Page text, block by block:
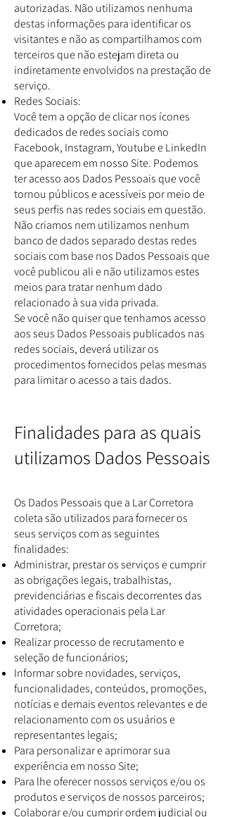
autorizadas. Não utilizamos nenhuma
destas informações para identificar os
visitantes e não as compartilhamos com
terceiros que não estejam direta ou
indiretamente envolvidos na prestação de
serviço.
Redes Sociais:
Você tem a opção de clicar nos ícones
dedicados de redes sociais como
Facebook, Instagram, Youtube e LinkedIn
que aparecem em nosso Site. Podemos
ter acesso aos Dados Pessoais que você
tornou públicos e acessíveis por meio de
seus perfis nas redes sociais em questão.
Não criamos nem utilizamos nenhum
banco de dados separado destas redes
sociais com base nos Dados Pessoais que
você publicou ali e não utilizamos estes
meios para tratar nenhum dado
relacionado à sua vida privada.
Se você não quiser que tenhamos acesso
aos seus Dados Pessoais publicados nas
redes sociais, deverá utilizar os
procedimentos fornecidos pelas mesmas
para limitar o acesso a tais dados.
Finalidades para as quais
utilizamos Dados Pessoais
Os Dados Pessoais que a Lar Corretora
coleta são utilizados para fornecer os
seus serviços com as seguintes
finalidades:
Administrar, prestar os serviços e cumprir
as obrigações legais, trabalhistas,
previdenciárias e fiscais decorrentes das
atividades operacionais pela Lar
Corretora;
Realizar processo de recrutamento e
seleção de funcionários;
Informar sobre novidades, serviços,
funcionalidades, conteúdos, promoções,
notícias e demais eventos relevantes e de
relacionamento com os usuários e
representantes legais;
Para personalizar e aprimorar sua
experiência em nosso Site;
Para lhe oferecer nossos serviços e/ou os
produtos e serviços de nossos parceiros;
Colaborar e/ou cumprir ordem judicial ou